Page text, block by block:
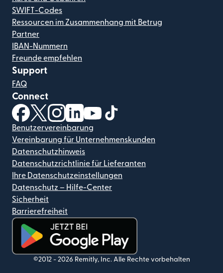
SWIFT-Codes
Ressourcen im Zusammenhang mit Betrug
Partner
IBAN-Nummern
Freunde empfehlen
Support
FAQ
Connect
(wird in einem neuen Fenster geöffnet)
(wird in einem neuen Fenster geöffnet)
(wird in einem neuen Fenster geöffnet)
(wird in einem neuen Fenster geöffnet)
(wird in einem neuen Fenster
Benutzervereinbarung
Vereinbarung für Unternehmenskunden
Datenschutzhinweis
Datenschutzrichtlinie für Lieferanten
Ihre Datenschutzeinstellungen
Datenschutz – Hilfe-Center
Sicherheit
Barrierefreiheit
(wird in einem neuen Fenster geöffnet)
©2012 - 2026 Remitly, Inc. Alle Rechte vorbehalten